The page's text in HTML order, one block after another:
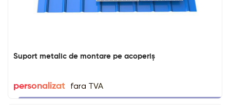
Suport metalic de montare pe acoperiș
personalizat fara TVA